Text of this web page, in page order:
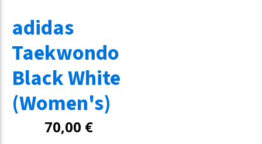
adidas
Taekwondo
Black White
(Women's)
70,00 €